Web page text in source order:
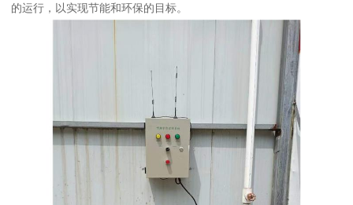
的运行，以实现节能和环保的目标。